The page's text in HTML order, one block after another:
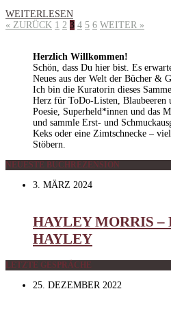
WEITERLESEN
« ZURÜCK 1 2 3 4 5 6 WEITER »
Herzlich Willkommen!
Schön, dass Du hier bist. Es
Neues aus der Welt der Bücher &
Ich bin die Kuratorin dieses
Herz für ToDo-Listen, Blaubeeren
Poesie, Superheld*innen und das
und sammle Erst- und
Keks oder eine Zimtschnecke –
Stöbern.
NEUESTE BUCHREZENSION
3. MÄRZ 2024
HAYLEY MORRIS –
HAYLEY
LETZTE GESPRÄCHE
25. DEZEMBER 2022